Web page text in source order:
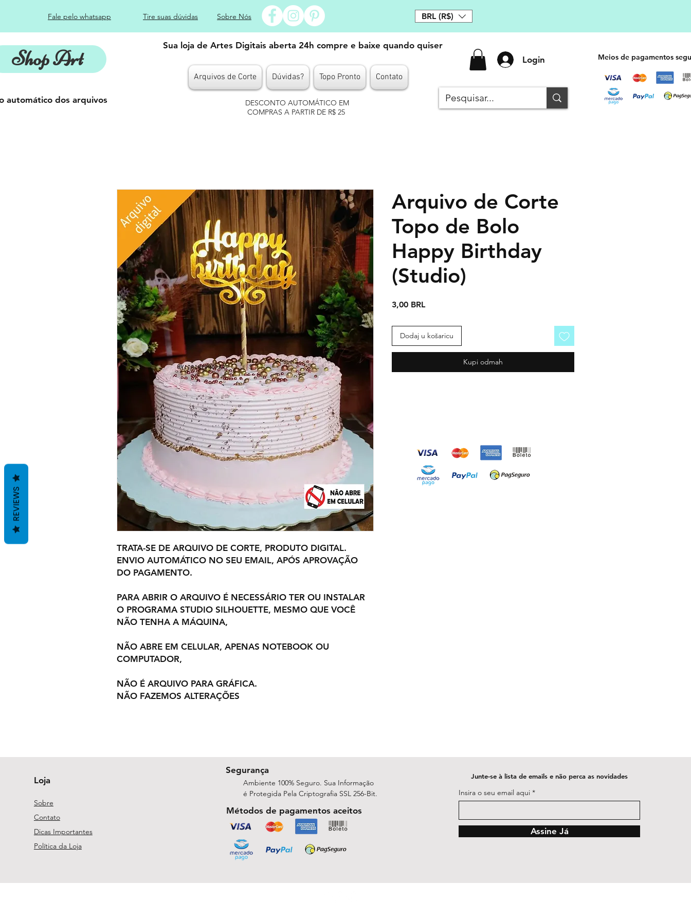
Fale pelo whatsapp Tire suas dúvidas Sobre Nós BRL (R$)
Shop Art
Sua loja de Artes Digitais aberta 24h compre e baixe quando quiser
Arquivos de Corte Dúvidas? Topo Pronto Contato
Login
automático dos arquivos
DESCONTO AUTOMÁTICO EM
COMPRAS A PARTIR DE R$ 25
Meios de pagamentos
TRATA-SE DE ARQUIVO DE CORTE, PRODUTO DIGITAL.
ENVIO AUTOMÁTICO NO SEU EMAIL, APÓS APROVAÇÃO
DO PAGAMENTO.
PARA ABRIR O ARQUIVO É NECESSÁRIO TER OU INSTALAR
O PROGRAMA STUDIO SILHOUETTE, MESMO QUE VOCÊ
NÃO TENHA A MÁQUINA,
NÃO ABRE EM CELULAR, APENAS NOTEBOOK OU
COMPUTADOR,
NÃO É ARQUIVO PARA GRÁFICA.
NÃO FAZEMOS ALTERAÇÕES
Arquivo de Corte
Topo de Bolo
Happy Birthday
(Studio)
3,00 BRLCijena
Dodaj u košaricu
Kupi odmah
Loja
Sobre
Contato
Dicas Importantes
Política da Loja
Segurança
Ambiente 100% Seguro. Sua Informação
é Protegida Pela Criptografia SSL 256-Bit.
Métodos de pagamentos aceitos
Junte-se à lista de emails e não perca as novidades
Insira o seu email aqui
Assine Já
REVIEWS